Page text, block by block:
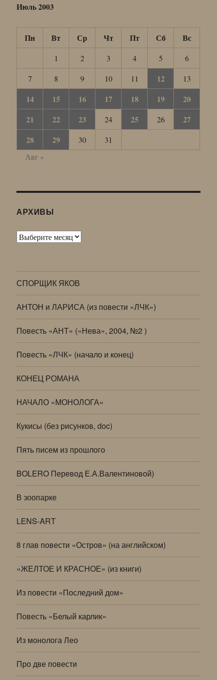
Июль 2003
Пн Вт Ср Чт Пт Сб Вс
1 2 3 4 5
6
7
8 9 10 11 12 13
14 15 16 17 18 19
20
21
22 23 24 25 26
27
28
29 30
31
Авг »
АРХИВЫ
Архивы
СПОРЩИК ЯКОВ
АНТОН и ЛАРИСА (из повести «ЛЧК»)
Повесть «АНТ» («Нева», 2004, №2 )
Повесть «ЛЧК» (начало и конец)
КОНЕЦ РОМАНА
НАЧАЛО «МОНОЛОГА»
Кукисы (без рисунков, doc)
Пять писем из прошлого
BOLERO Перевод Е.А.Валентиновой)
В зоопарке
LENS-ART
8 глав повести «Остров» (на английском)
«ЖЕЛТОЕ И КРАСНОЕ» (из книги)
Из повести «Последний дом»
Повесть «Белый карлик»
Из монолога Лео
Про две повести